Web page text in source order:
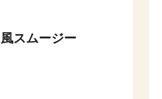
スムージー